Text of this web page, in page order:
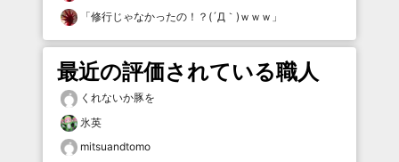
「修行じゃなかったの！？(´Д｀)ｗｗｗ 」
最近の評価されている職人
くれないか豚を
氷英
mitsuandtomo